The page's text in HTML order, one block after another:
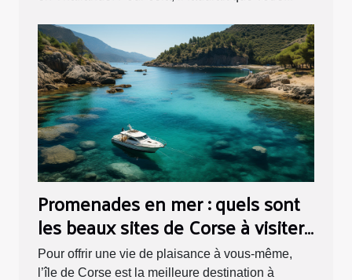
Promenades en mer : quels sont
les beaux sites de Corse à visiter
absolument en bateau ?
Pour offrir une vie de plaisance à vous-même,
l’île de Corse est la meilleure destination à